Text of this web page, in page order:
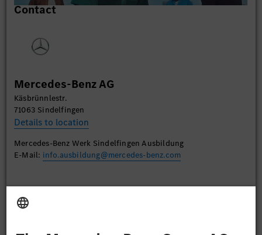
content that may collect data about your activity.
Contact
Mercedes-Benz AG
Käsbrünnlestr.
71063 Sindelfingen
Details to location
Mercedes-Benz Werk Sindelfingen Ausbildung
E-Mail: info.ausbildung@mercedes-benz.com